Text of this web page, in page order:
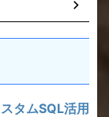
タムSQL活用